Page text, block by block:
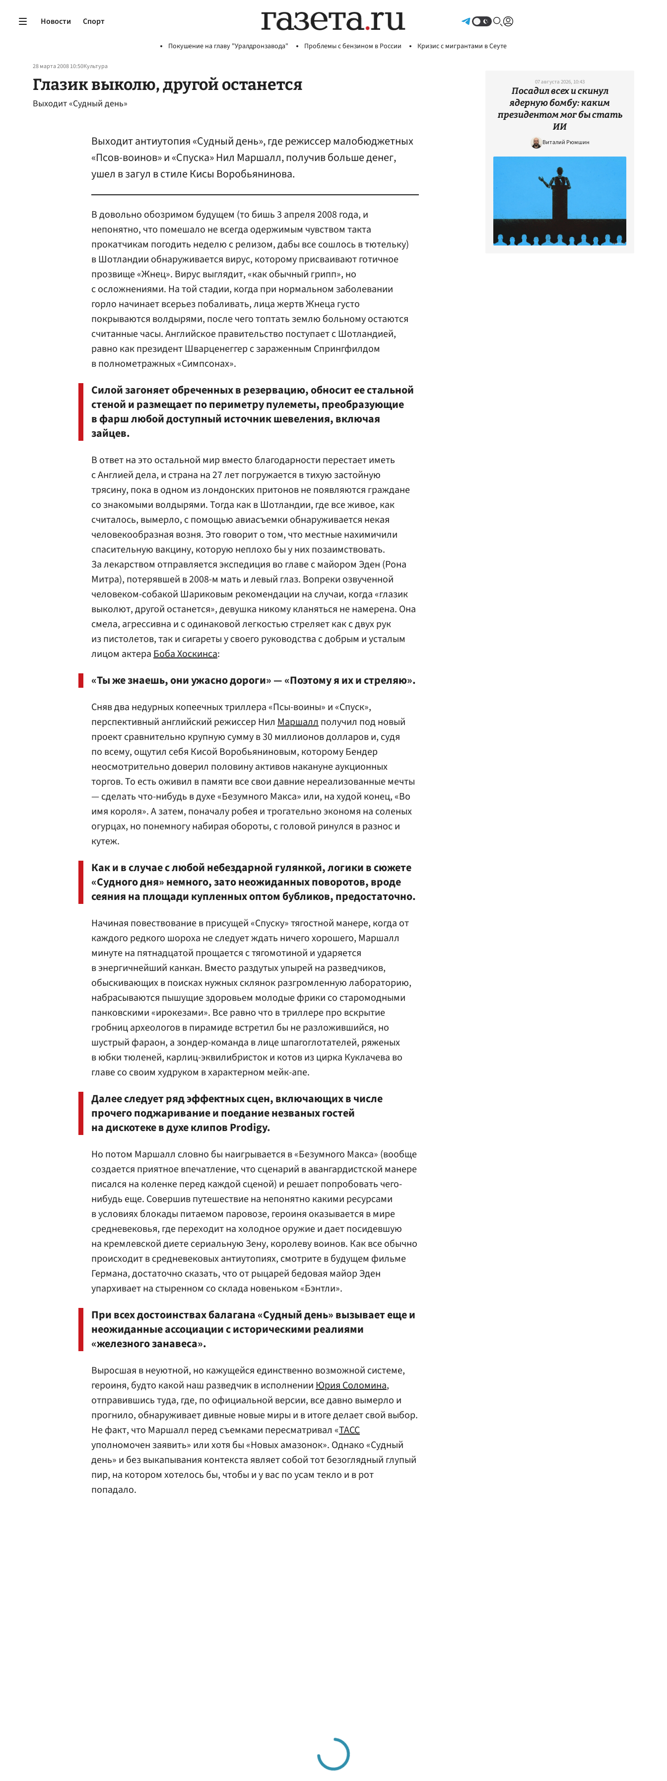
Новости Спорт
Покушение на главу "Уралдронзавода" Проблемы с бензином в России Кризис с мигрантами в Сеуте
28 марта 2008 10:50Культура
Глазик выколю, другой останется
Выходит «Судный день»
Выходит антиутопия «Судный день», где режиссер малобюджетных
«Псов-воинов» и «Спуска» Нил Маршалл, получив больше денег,
ушел в загул в стиле Кисы Воробьянинова.
В довольно обозримом будущем (то бишь 3 апреля 2008 года, и
непонятно, что помешало не всегда одержимым чувством такта
прокатчикам погодить неделю с релизом, дабы все сошлось в тютельку)
в Шотландии обнаруживается вирус, которому присваивают готичное
прозвище «Жнец». Вирус выглядит, «как обычный грипп», но
с осложнениями. На той стадии, когда при нормальном заболевании
горло начинает всерьез побаливать, лица жертв Жнеца густо
покрываются волдырями, после чего топтать землю больному остаются
считанные часы. Английское правительство поступает с Шотландией,
равно как президент Шварценеггер с зараженным Спрингфилдом
в полнометражных «Симпсонах».
Силой загоняет обреченных в резервацию, обносит ее стальной
стеной и размещает по периметру пулеметы, преобразующие
в фарш любой доступный источник шевеления, включая
зайцев.
В ответ на это остальной мир вместо благодарности перестает иметь
с Англией дела, и страна на 27 лет погружается в тихую застойную
трясину, пока в одном из лондонских притонов не появляются граждане
со знакомыми волдырями. Тогда как в Шотландии, где все живое, как
считалось, вымерло, с помощью авиасъемки обнаруживается некая
человекообразная возня. Это говорит о том, что местные нахимичили
спасительную вакцину, которую неплохо бы у них позаимствовать.
За лекарством отправляется экспедиция во главе с майором Эден (Рона
Митра), потерявшей в 2008-м мать и левый глаз. Вопреки озвученной
человеком-собакой Шариковым рекомендации на случаи, когда «глазик
выколют, другой останется», девушка никому кланяться не намерена. Она
смела, агрессивна и с одинаковой легкостью стреляет как с двух рук
из пистолетов, так и сигареты у своего руководства с добрым и усталым
лицом актераБоба Хоскинса:
«Ты же знаешь, они ужасно дороги» — «Поэтому я их и стреляю».
Сняв два недурных копеечных триллера «Псы-воины» и «Спуск»,
перспективный английский режиссер Нил Маршаллполучил под новый
проект сравнительно крупную сумму в 30 миллионов долларов и, судя
по всему, ощутил себя Кисой Воробьяниновым, которому Бендер
неосмотрительно доверил половину активов накануне аукционных
торгов. То есть оживил в памяти все свои давние нереализованные мечты
— сделать что-нибудь в духе «Безумного Макса» или, на худой конец, «Во
имя короля». А затем, поначалу робея и трогательно экономя на соленых
огурцах, но понемногу набирая обороты, с головой ринулся в разнос и
кутеж.
Как и в случае с любой небездарной гулянкой, логики в сюжете
«Судного дня» немного, зато неожиданных поворотов, вроде
сеяния на площади купленных оптом бубликов, предостаточно.
Начиная повествование в присущей «Спуску» тягостной манере, когда от
каждого редкого шороха не следует ждать ничего хорошего, Маршалл
минуте на пятнадцатой прощается с тягомотиной и ударяется
в энергичнейший канкан. Вместо раздутых упырей на разведчиков,
обыскивающих в поисках нужных склянок разгромленную лабораторию,
набрасываются пышущие здоровьем молодые фрики со старомодными
панковскими «ирокезами». Все равно что в триллере про вскрытие
гробниц археологов в пирамиде встретил бы не разложившийся, но
шустрый фараон, а зондер-команда в лице шпагоглотателей, ряженых
в юбки тюленей, карлиц-эквилибристок и котов из цирка Куклачева во
главе со своим худруком в характерном мейк-апе.
Далее следует ряд эффектных сцен, включающих в числе
прочего поджаривание и поедание незваных гостей
на дискотеке в духе клипов Prodigy.
Но потом Маршалл словно бы наигрывается в «Безумного Макса» (вообще
создается приятное впечатление, что сценарий в авангардистской манере
писался на коленке перед каждой сценой) и решает попробовать чего-
нибудь еще. Совершив путешествие на непонятно какими ресурсами
в условиях блокады питаемом паровозе, героиня оказывается в мире
средневековья, где переходит на холодное оружие и дает посидевшую
на кремлевской диете сериальную Зену, королеву воинов. Как все обычно
происходит в средневековых антиутопиях, смотрите в будущем фильме
Германа, достаточно сказать, что от рыцарей бедовая майор Эден
упархивает на стыренном со склада новеньком «Бэнтли».
При всех достоинствах балагана «Судный день» вызывает еще и
неожиданные ассоциации с историческими реалиями
«железного занавеса».
Выросшая в неуютной, но кажущейся единственно возможной системе,
героиня, будто какой наш разведчик в исполненииЮрия Соломина,
отправившись туда, где, по официальной версии, все давно вымерло и
прогнило, обнаруживает дивные новые миры и в итоге делает свой выбор.
Не факт, что Маршалл перед съемками пересматривал «ТАСС
уполномочен заявить» или хотя бы «Новых амазонок». Однако «Судный
день» и без выкапывания контекста являет собой тот безоглядный глупый
пир, на котором хотелось бы, чтобы и у вас по усам текло и в рот
попадало.
07 августа 2026, 10:43
Посадил всех и скинул
ядерную бомбу: каким
президентом мог бы стать
ИИ
Виталий Рюмшин